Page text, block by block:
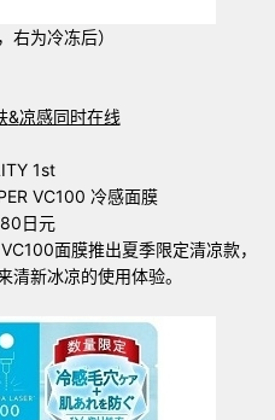
右为冷冻后）
&凉感同时在线
1st
VC100 冷感面膜
日元
面膜推出夏季限定清凉款，
清新冰凉的使用体验。